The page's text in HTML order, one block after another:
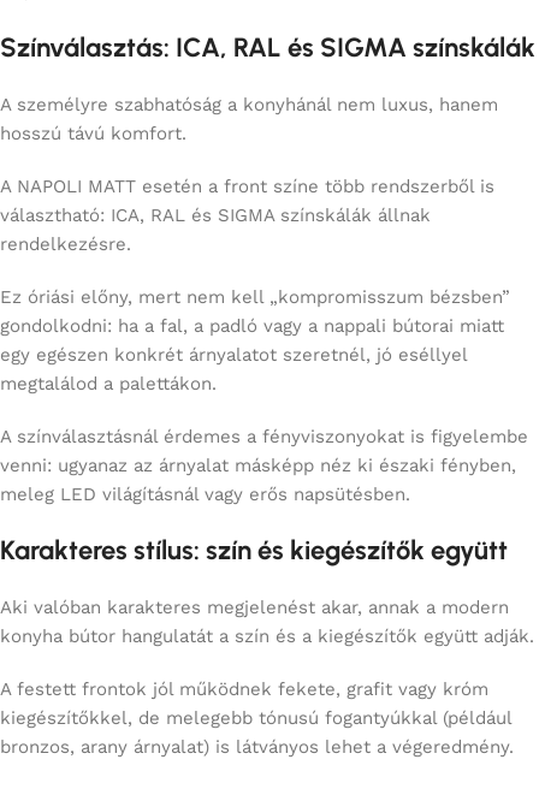
Színválasztás: ICA, RAL és SIGMA színskálák
A személyre szabhatóság a konyhánál nem luxus, hanem
hosszú távú komfort.
A NAPOLI MATT esetén a front színe több rendszerből is
választható: ICA, RAL és SIGMA színskálák állnak
rendelkezésre.
Ez óriási előny, mert nem kell „kompromisszum bézsben”
gondolkodni: ha a fal, a padló vagy a nappali bútorai miatt
egy egészen konkrét árnyalatot szeretnél, jó eséllyel
megtalálod a palettákon.
A színválasztásnál érdemes a fényviszonyokat is figyelembe
venni: ugyanaz az árnyalat másképp néz ki északi fényben,
meleg LED világításnál vagy erős napsütésben.
Karakteres stílus: szín és kiegészítők együtt
Aki valóban karakteres megjelenést akar, annak a modern
konyha bútor hangulatát a szín és a kiegészítők együtt adják.
A festett frontok jól működnek fekete, grafit vagy króm
kiegészítőkkel, de melegebb tónusú fogantyúkkal (például
bronzos, arany árnyalat) is látványos lehet a végeredmény.